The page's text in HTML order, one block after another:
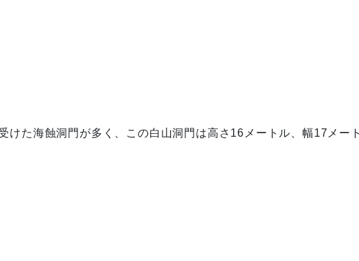
けた海蝕洞門が多く、この白山洞門は高さ16メートル、幅17メー